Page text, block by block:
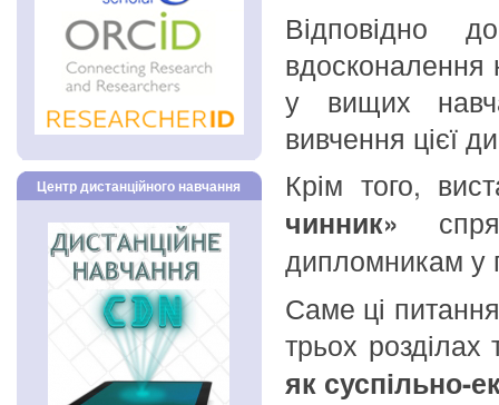
Центр дистанційного навчання
Відповідно
вдосконалення
у вищих
вивчення цієї
Крім того,
чинник»
дипломникам у
Саме ці
трьох розділах
як суспільно-